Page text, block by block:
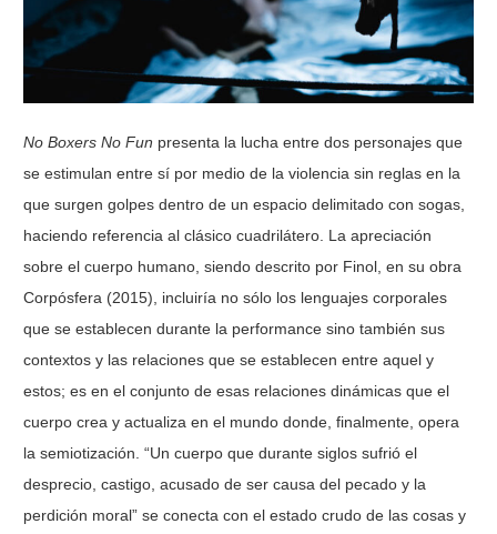
No Boxers No Fun presenta la lucha entre dos personajes que
se estimulan entre sí por medio de la violencia sin reglas en la
que surgen golpes dentro de un espacio delimitado con sogas,
haciendo referencia al clásico cuadrilátero. La apreciación
sobre el cuerpo humano, siendo descrito por Finol, en su obra
Corpósfera (2015), incluiría no sólo los lenguajes corporales
que se establecen durante la performance sino también sus
contextos y las relaciones que se establecen entre aquel y
estos; es en el conjunto de esas relaciones dinámicas que el
cuerpo crea y actualiza en el mundo donde, finalmente, opera
la semiotización. “Un cuerpo que durante siglos sufrió el
desprecio, castigo, acusado de ser causa del pecado y la
perdición moral” se conecta con el estado crudo de las cosas y